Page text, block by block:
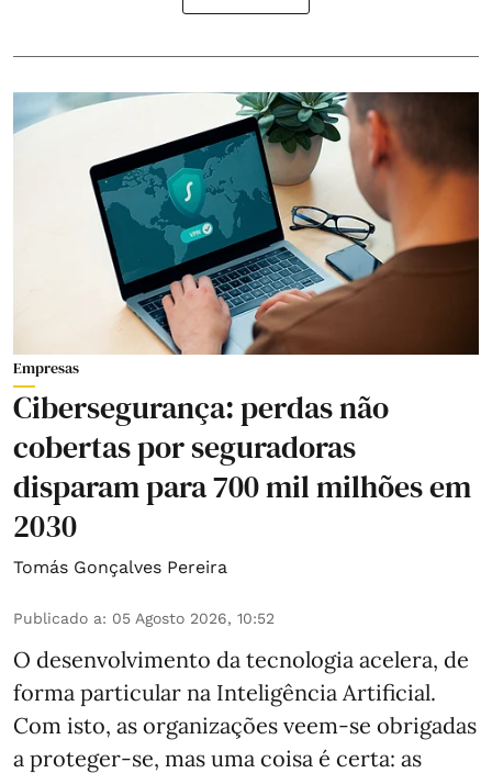
Empresas
Cibersegurança: perdas não
cobertas por seguradoras
disparam para 700 mil milhões em
2030
Tomás Gonçalves Pereira
Publicado a: 05 Agosto 2026, 10:52
O desenvolvimento da tecnologia acelera, de
forma particular na Inteligência Artificial.
Com isto, as organizações veem-se obrigadas
a proteger-se, mas uma coisa é certa: as